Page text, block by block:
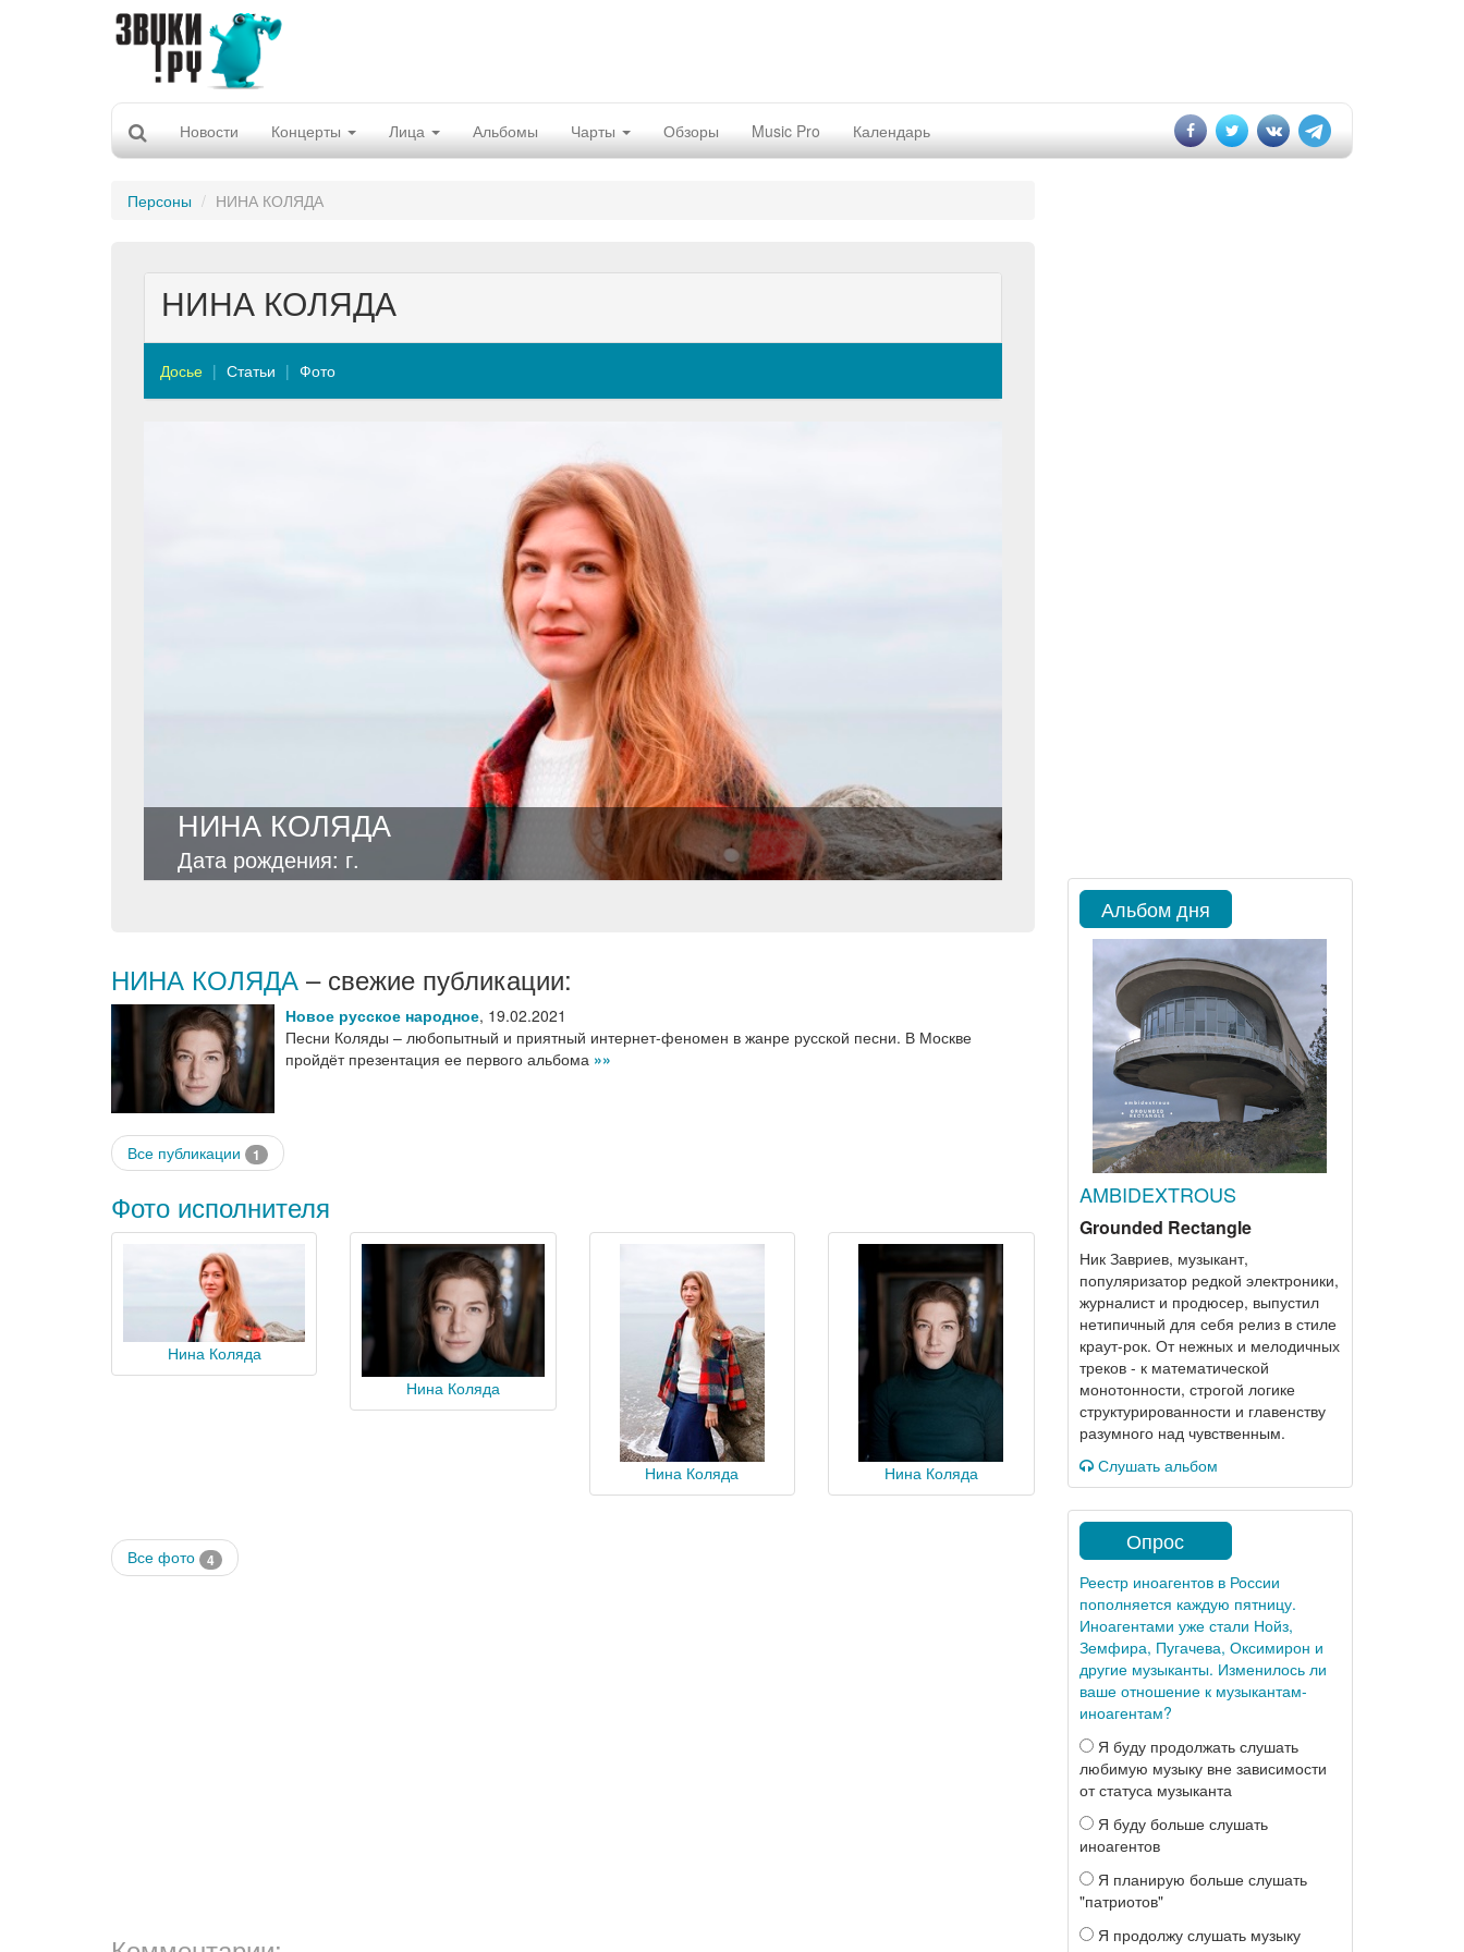
Новости Концерты Лица Альбомы Чарты Обзоры Music Pro Календарь
Персоны НИНА КОЛЯДА
НИНА КОЛЯДА
Досье Статьи Фото
НИНА КОЛЯДА
Дата рождения: г.
НИНА КОЛЯДА – свежие публикации:
Новое русское народное, 19.02.2021
Песни Коляды – любопытный и приятный интернет-феномен в жанре русской песни. В Москве
пройдёт презентация ее первого альбома »»
Все публикации 1
Фото исполнителя
Нина Коляда
Нина Коляда
Нина Коляда Нина Коляда
Все фото 4
Альбом дня
AMBIDEXTROUS
Grounded Rectangle
Ник Завриев, музыкант,
популяризатор редкой электроники,
журналист и продюсер, выпустил
нетипичный для себя релиз в стиле
краут-рок. От нежных и мелодичных
треков - к математической
монотонности, строгой логике
структурированности и главенству
разумного над чувственным.
Слушать альбом
Опрос
Реестр иноагентов в России
пополняется каждую пятницу.
Иноагентами уже стали Нойз,
Земфира, Пугачева, Оксимирон и
другие музыканты. Изменилось ли
ваше отношение к музыкантам-
иноагентам?
Я буду продолжать слушать
любимую музыку вне зависимости
от статуса музыканта
Я буду больше слушать
иноагентов
Я планирую больше слушать
"патриотов"
Я продолжу слушать музыку